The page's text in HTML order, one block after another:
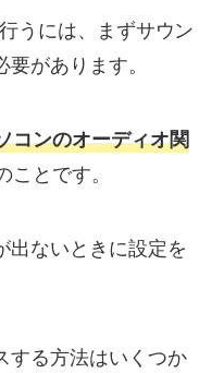
うには、まずサウン
があります。
コンのオーディオ関
ことです。
出ないときに設定を
する方法はいくつか